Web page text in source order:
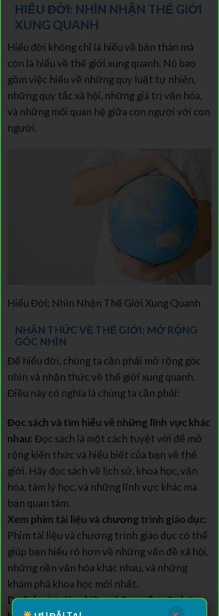
HIỂU ĐỜI: NHÌN NHẬN THẾ GIỚI
XUNG QUANH
Hiểu đời không chỉ là hiểu về bản thân mà
còn là hiểu về thế giới xung quanh. Nó bao
gồm việc hiểu về những quy luật tự nhiên,
những quy tắc xã hội, những giá trị văn hóa,
và những mối quan hệ giữa con người với con
người.
Hiểu Đời: Nhìn Nhận Thế Giới Xung Quanh
NHẬN THỨC VỀ THẾ GIỚI: MỞ RỘNG
GÓC NHÌN
Để hiểu đời, chúng ta cần phải mở rộng góc
nhìn và nhận thức về thế giới xung quanh.
Điều này có nghĩa là chúng ta cần phải:
Đọc sách và tìm hiểu về những lĩnh vực khác
nhau: Đọc sách là một cách tuyệt vời để mở
rộng kiến thức và hiểu biết của bạn về thế
giới. Hãy đọc sách về lịch sử, khoa học, văn
hóa, tâm lý học, và những lĩnh vực khác mà
bạn quan tâm.
Xem phim tài liệu và chương trình giáo dục:
Phim tài liệu và chương trình giáo dục có thể
giúp bạn hiểu rõ hơn về những vấn đề xã hội,
những nền văn hóa khác nhau, và những
khám phá khoa học mới nhất.
Du lịch và trải nghiệm những nền văn hóa